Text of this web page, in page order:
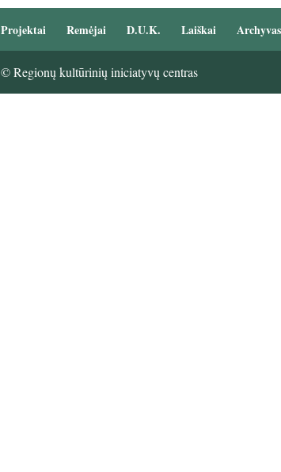
Projektai Remėjai D.U.K. Laiškai Archyvas
© Regionų kultūrinių iniciatyvų centras